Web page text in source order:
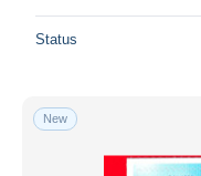
Status
New